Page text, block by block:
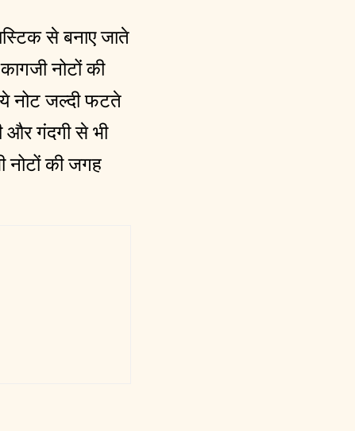
से बनाए जाते
नोटों की
नोट जल्दी फटते
गंदगी से भी
नोटों की जगह